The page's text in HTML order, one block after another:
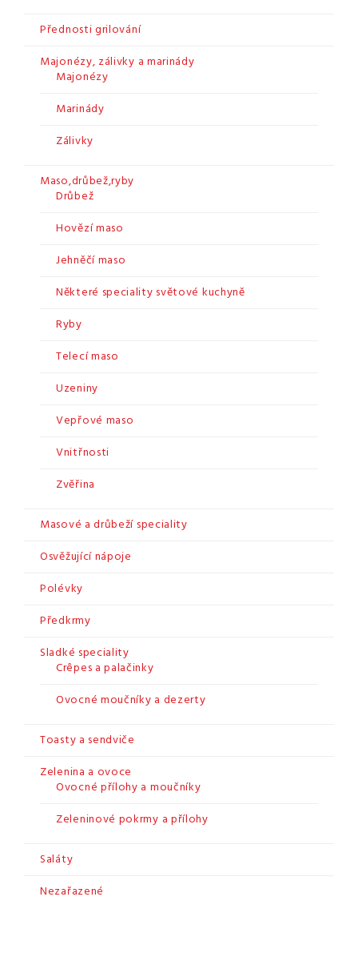
Přednosti grilování
Majonézy, zálivky a marinády
Majonézy
Marinády
Zálivky
Maso,drůbež,ryby
Drůbež
Hovězí maso
Jehněčí maso
Některé speciality světové kuchyně
Ryby
Telecí maso
Uzeniny
Vepřové maso
Vnitřnosti
Zvěřina
Masové a drůbeží speciality
Osvěžující nápoje
Polévky
Předkrmy
Sladké speciality
Crêpes a palačinky
Ovocné moučníky a dezerty
Toasty a sendviče
Zelenina a ovoce
Ovocné přílohy a moučníky
Zeleninové pokrmy a přílohy
Saláty
Nezařazené